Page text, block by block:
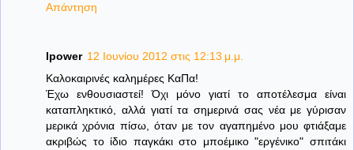
Απάντηση
lpower 12 Ιουνίου 2012 στις 12:13 μ.μ.
Καλοκαιρινές καλημέρες ΚαΠα!
Έχω ενθουσιαστεί! Όχι μόνο γιατί το αποτέλεσμα είναι
καταπληκτικό, αλλά γιατί τα σημερινά σας νέα με γύρισαν
μερικά χρόνια πίσω, όταν με τον αγαπημένο μου φτιάξαμε
ακριβώς το ίδιο παγκάκι στο μποέμικο "εργένικο" σπιτάκι